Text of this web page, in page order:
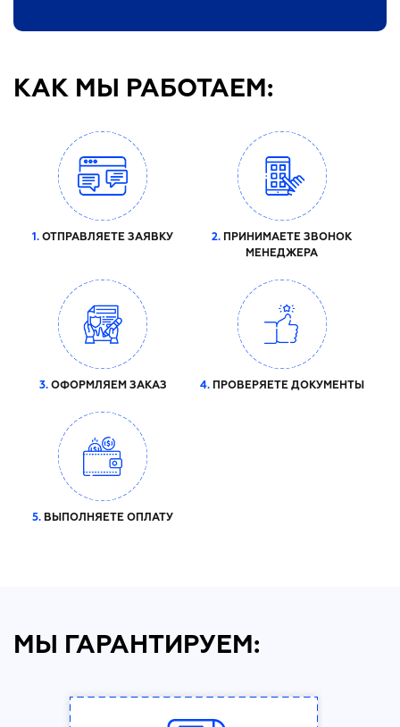
КАК МЫ РАБОТАЕМ:
1. ОТПРАВЛЯЕТЕ ЗАЯВКУ 2. ПРИНИМАЕТЕ ЗВОНОК
МЕНЕДЖЕРА
3.ОФОРМЛЯЕМ ЗАКАЗ 4.ПРОВЕРЯЕТЕ ДОКУМЕНТЫ
5. ВЫПОЛНЯЕТЕ ОПЛАТУ
МЫ ГАРАНТИРУЕМ: